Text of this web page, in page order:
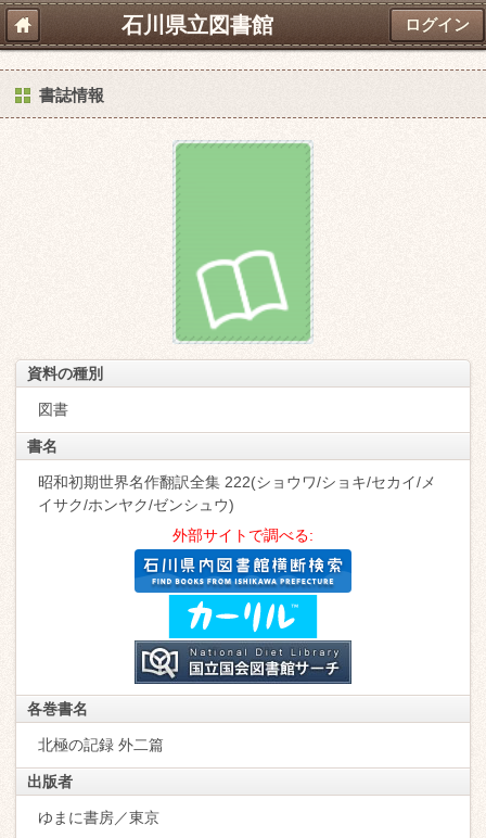
石川県立図書館 ログイン
書誌情報
資料の種別
図書
書名
昭和初期世界名作翻訳全集 222(ショウワ/ショキ/セカイ/メ
イサク/ホンヤク/ゼンシュウ)
外部サイトで調べる:
各巻書名
北極の記録 外二篇
出版者
ゆまに書房／東京